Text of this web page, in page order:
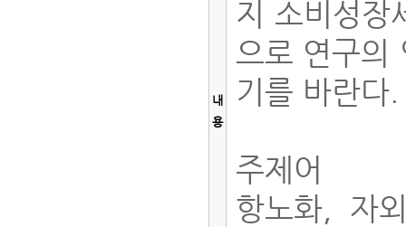
내
용
지 소비성장
으로 연구의
기를 바란다
주제어
항노화, 자